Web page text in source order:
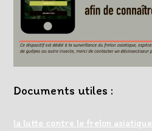
Documents utiles :
la lutte contre le frelon asiatique